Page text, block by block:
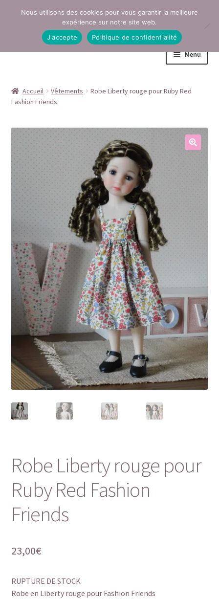
Aller
navigation
Aller
Menu
Conditions générales de vente
Contact
Mentions légales
Mon compte
Page Boutique
Panier
Politique de confidentialité
Politique de cookies (UE)
Validation de la commande
Accueil Vêtements
Robe Liberty rouge pour Ruby Red
Fashion Friends
Robe Liberty rouge pour
Ruby Red Fashion
Friends
23,00€
RUPTURE DE STOCK
Robe en Liberty rouge pour Fashion Friends
Nous utilisons des cookies pour vous garantir la meilleure
expérience sur notre site web.
J'accepte
Politique de confidentialité